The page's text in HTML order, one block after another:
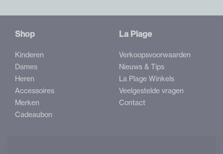
Shop
Kinderen
Dames
Heren
Accessoires
Merken
Cadeaubon
La Plage
Verkoopsvoorwaarden
Nieuws & Tips
La Plage Winkels
Veelgestelde vragen
Contact